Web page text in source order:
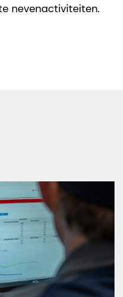
nevenactiviteiten.